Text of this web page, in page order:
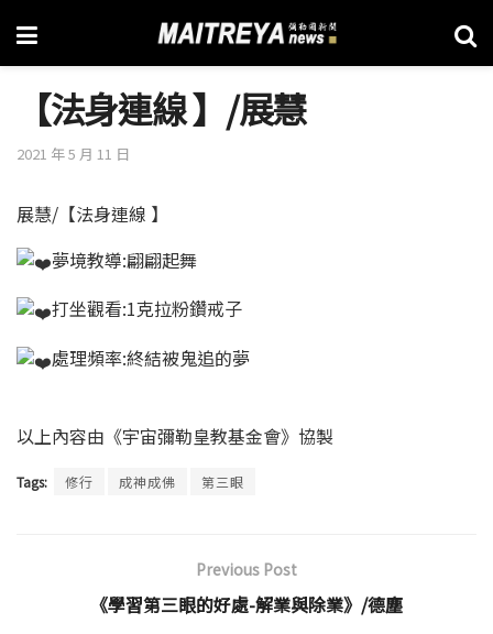
【法身連線 】/展慧
2021 年 5 月 11 日
展慧/【法身連線 】
夢境教導:翩翩起舞
打坐觀看:1克拉粉鑽戒子
處理頻率:終結被鬼追的夢
以上內容由《宇宙彌勒皇教基金會》協製
Tags: 修行 成神成佛 第三眼
Previous Post
《學習第三眼的好處-解業與除業》/德塵